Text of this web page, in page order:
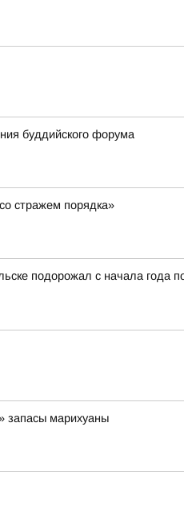
буддийского форума
стражем порядка»
с начала года
запасы марихуаны